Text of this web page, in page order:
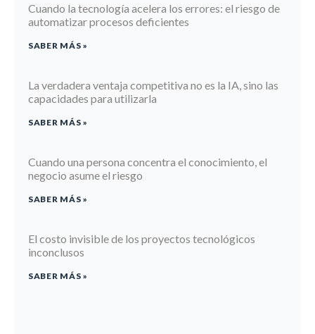
Cuando la tecnología acelera los errores: el riesgo de
automatizar procesos deficientes
SABER MÁS »
La verdadera ventaja competitiva no es la IA, sino las
capacidades para utilizarla
SABER MÁS »
Cuando una persona concentra el conocimiento, el
negocio asume el riesgo
SABER MÁS »
El costo invisible de los proyectos tecnológicos
inconclusos
SABER MÁS »